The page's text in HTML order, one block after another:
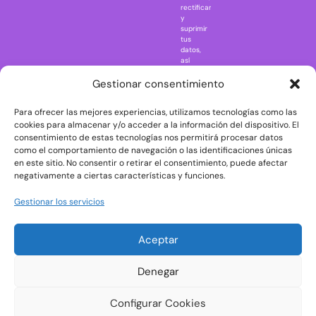
Gestionar consentimiento
Para ofrecer las mejores experiencias, utilizamos tecnologías como las
cookies para almacenar y/o acceder a la información del dispositivo. El
consentimiento de estas tecnologías nos permitirá procesar datos
como el comportamiento de navegación o las identificaciones únicas
en este sitio. No consentir o retirar el consentimiento, puede afectar
negativamente a ciertas características y funciones.
Gestionar los servicios
Aceptar
Denegar
Configurar Cookies
Rick and
The Big Bang
Theory
The Blues
Brothers
The
The Shining
rectificar
y
suprimir
tus
datos,
así
ejercer
consultando
la
información
adicional
y
detallada
sobre